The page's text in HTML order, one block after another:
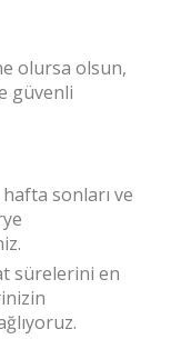
olursa olsun,
güvenli
sonları ve
sürelerini en